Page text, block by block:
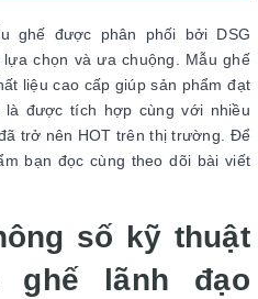
ghế được phân phối bởi DSG
chọn và ưa chuộng. Mẫu ghế
liệu cao cấp giúp sản phẩm đạt
được tích hợp cùng với nhiều
trở nên HOT trên thị trường. Để
bạn đọc cùng theo dõi bài viết
số kỹ thuật
ghế lãnh đạo